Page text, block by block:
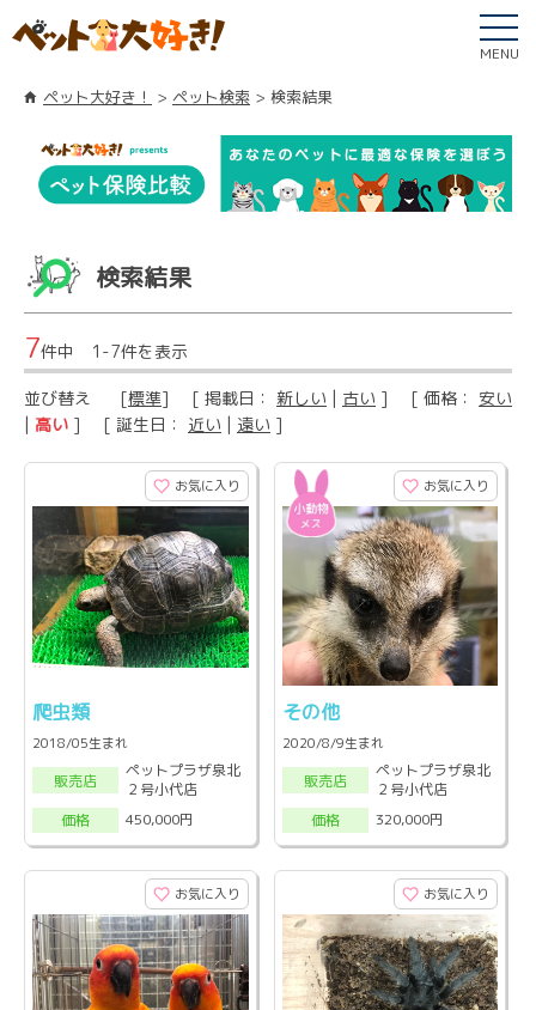
MENU
ペット大好き！ ペット検索 検索結果
検索結果
7件中 1-7件を表示
並び替え [標準] [ 掲載日： 新しい | 古い ] [ 価格： 安い
| 高い ] [ 誕生日： 近い | 遠い ]
お気に入り
爬虫類
2018/05生まれ
販売店
ペットプラザ泉北
２号小代店
価格
450,000円
お気に入り
その他
2020/8/9生まれ
販売店
ペットプラザ泉北
２号小代店
価格
320,000円
お気に入り お気に入り